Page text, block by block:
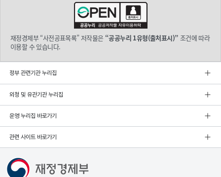
재정경제부 “사전공표목록” 저작물은 “공공누리 1유형(출처표시)” 조건에 따라
이용할 수 있습니다.
정부 관련기관 누리집
외청 및 유관기관 누리집
운영 누리집 바로가기
관련 사이트 바로가기